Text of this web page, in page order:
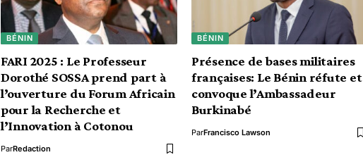
BÉNIN
FARI 2025 : Le Professeur
Dorothé SOSSA prend part à
l’ouverture du Forum Africain
pour la Recherche et
l’Innovation à Cotonou
ParRedaction
BÉNIN
Présence de bases militaires
françaises: Le Bénin réfute et
convoque l’Ambassadeur
Burkinabé
ParFrancisco Lawson